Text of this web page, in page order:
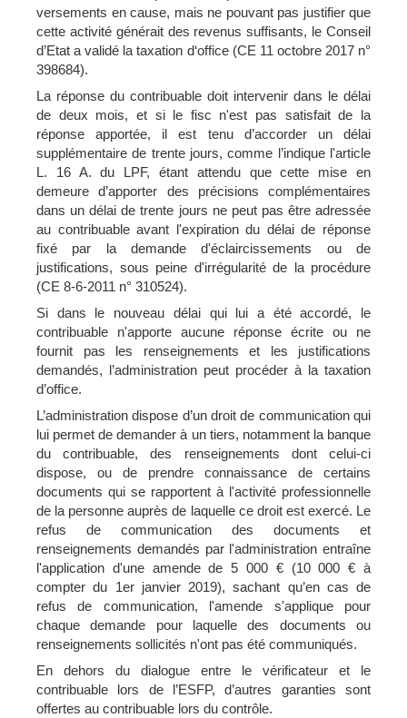
versements en cause, mais ne pouvant pas justifier que
cette activité générait des revenus suffisants, le Conseil
d’Etat a validé la taxation d‘office (CE 11 octobre 2017 n°
398684).
La réponse du contribuable doit intervenir dans le délai
de deux mois, et si le fisc n'est pas satisfait de la
réponse apportée, il est tenu d’accorder un délai
supplémentaire de trente jours, comme l’indique l'article
L. 16 A. du LPF, étant attendu que cette mise en
demeure d’apporter des précisions complémentaires
dans un délai de trente jours ne peut pas être adressée
au contribuable avant l'expiration du délai de réponse
fixé par la demande d'éclaircissements ou de
justifications, sous peine d'irrégularité de la procédure
(CE 8-6-2011 n° 310524).
Si dans le nouveau délai qui lui a été accordé, le
contribuable n'apporte aucune réponse écrite ou ne
fournit pas les renseignements et les justifications
demandés, l’administration peut procéder à la taxation
d’office.
L’administration dispose d’un droit de communication qui
lui permet de demander à un tiers, notamment la banque
du contribuable, des renseignements dont celui-ci
dispose, ou de prendre connaissance de certains
documents qui se rapportent à l'activité professionnelle
de la personne auprès de laquelle ce droit est exercé. Le
refus de communication des documents et
renseignements demandés par l'administration entraîne
l'application d'une amende de 5 000 € (10 000 € à
compter du 1er janvier 2019), sachant qu’en cas de
refus de communication, l'amende s'applique pour
chaque demande pour laquelle des documents ou
renseignements sollicités n'ont pas été communiqués.
En dehors du dialogue entre le vérificateur et le
contribuable lors de l’ESFP, d’autres garanties sont
offertes au contribuable lors du contrôle.